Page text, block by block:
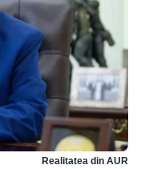
Realitatea din AUR